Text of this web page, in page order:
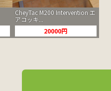
CheyTac M200 Intervention エ
アコッキ...
20000円